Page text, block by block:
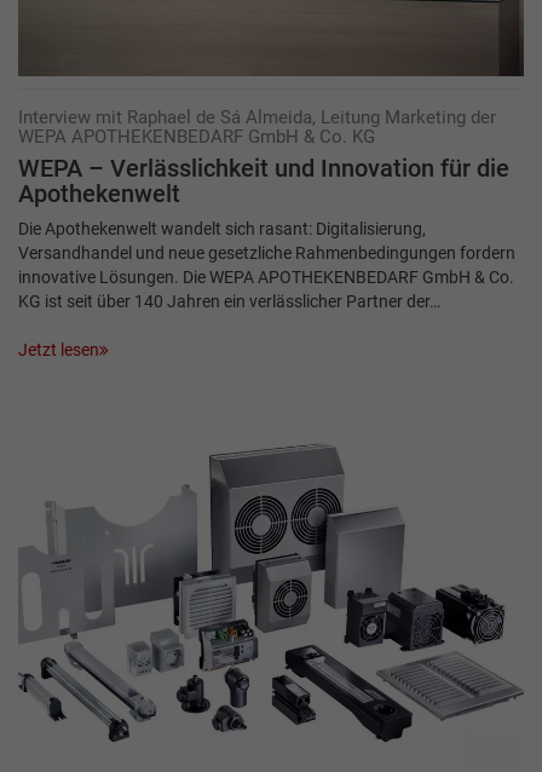
Interview mit Raphael de Sá Almeida, Leitung Marketing der
WEPA APOTHEKENBEDARF GmbH & Co. KG
WEPA – Verlässlichkeit und Innovation für die
Apothekenwelt
Die Apothekenwelt wandelt sich rasant: Digitalisierung,
Versandhandel und neue gesetzliche Rahmenbedingungen fordern
innovative Lösungen. Die WEPA APOTHEKENBEDARF GmbH & Co.
KG ist seit über 140 Jahren ein verlässlicher Partner der…
Jetzt lesen